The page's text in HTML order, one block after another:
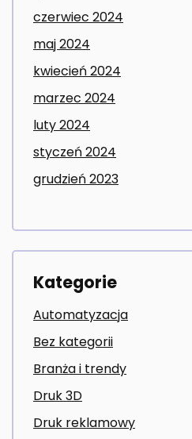
czerwiec 2024
maj 2024
kwiecień 2024
marzec 2024
luty 2024
styczeń 2024
grudzień 2023
Kategorie
Automatyzacja
Bez kategorii
Branża i trendy
Druk 3D
Druk reklamowy